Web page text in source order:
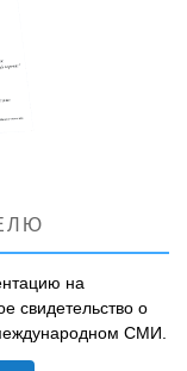
на
свидетельство о
СМИ.